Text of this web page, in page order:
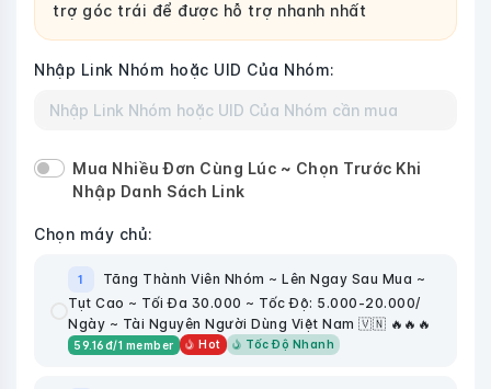
trợ góc trái để được hỗ trợ nhanh nhất
Nhập Link Nhóm hoặc UID Của Nhóm:
Mua Nhiều Đơn Cùng Lúc ~ Chọn Trước Khi
Nhập Danh Sách Link
Chọn máy chủ:
1
Tăng Thành Viên Nhóm ~ Lên Ngay Sau Mua ~
Tụt Cao ~ Tối Đa 30.000 ~ Tốc Độ: 5.000-20.000/
Ngày ~ Tài Nguyên Người Dùng Việt Nam 🇻🇳 🔥🔥🔥
59.16đ/1 member Hot Tốc Độ Nhanh